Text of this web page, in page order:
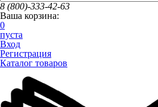
8 (800)-333-42-63
Ваша корзина:
0
пуста
Вход
Регистрация
Каталог товаров